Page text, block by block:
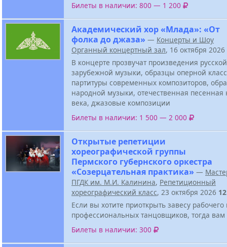
Билеты в наличии: 800 — 1 200
Академический хор «Млада»: «От
фолка до джаза» — Концерты и Шоу
Органный концертный зал, 16 октября 2026
В концерте прозвучат произведения
зарубежной музыки, образцы оперной
партитуры современных композиторов,
народной музыки, отечественная песенная
века, джазовые композиции
Билеты в наличии: 1 500 — 2 000
Открытые репетиции
хореографической группы
Пермского губернского оркестра
«Созерцательная практика» —
ПГДК им. М.И. Калинина, Репетиционный
хореографический класс, 23 октября 2026
Если вы хотите приоткрыть завесу рабочего
профессиональных танцовщиков, тогда
Билеты в наличии: 300